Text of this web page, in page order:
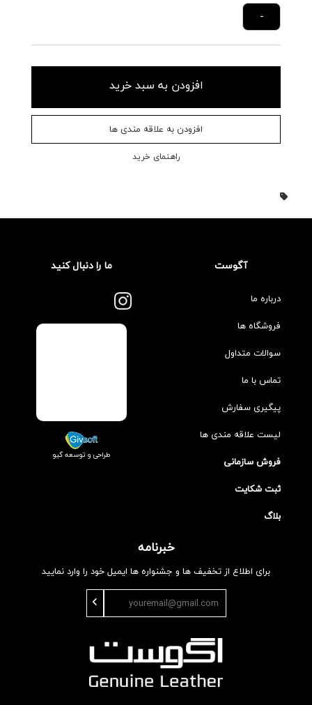
-
افزودن به سبد خرید
افزودن به علاقه مندی ها
راهنمای خرید
آگوست
درباره ما
فروشگاه ها
سوالات متداول
تماس با ما
پیگیری سفارش
لیست علاقه مندی ها
فروش سازمانی
ثبت شکایت
بلاگ
ما را دنبال کنید
طراحی و توسعه گیو
خبرنامه
برای اطلاع از تخفیف ها و جشنواره ها ایمیل خود را وارد نمایید